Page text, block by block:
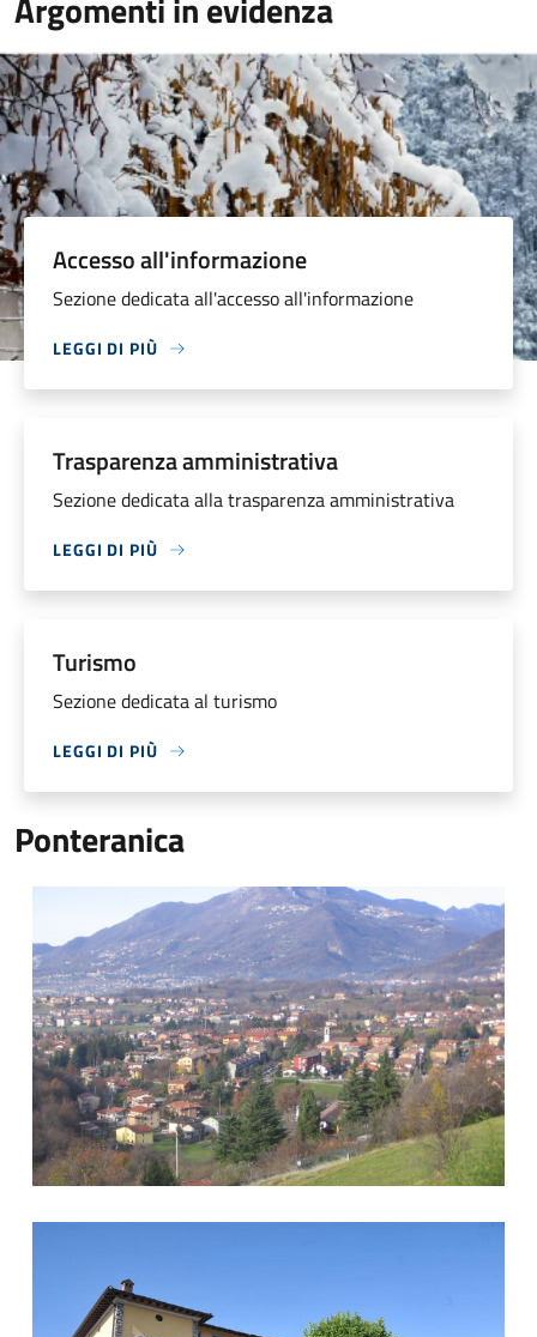
Argomenti in evidenza
Accesso all'informazione
Sezione dedicata all'accesso all'informazione
LEGGI DI PIÙ
Trasparenza amministrativa
Sezione dedicata alla trasparenza amministrativa
LEGGI DI PIÙ
Turismo
Sezione dedicata al turismo
LEGGI DI PIÙ
Ponteranica